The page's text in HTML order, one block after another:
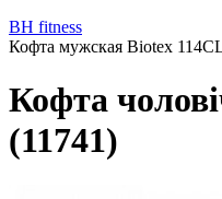
BH fitness
Кофта мужская Biotex
Кофта
(11741)